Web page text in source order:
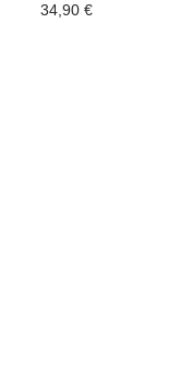
34,90 €